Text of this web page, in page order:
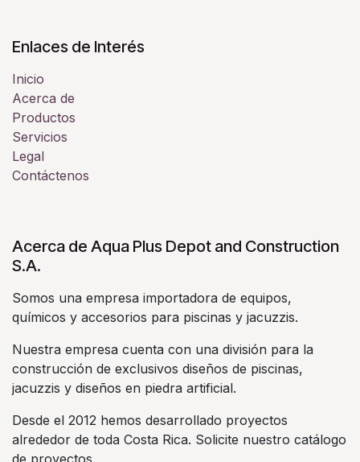
Enlaces de Interés
Inicio
Acerca de
Productos
Servicios
Legal
Contáctenos
Acerca de Aqua Plus Depot and Construction
S.A.
Somos una empresa importadora de equipos,
químicos y accesorios para piscinas y jacuzzis.
Nuestra empresa cuenta con una división para la
construcción de exclusivos diseños de piscinas,
jacuzzis y diseños en piedra artificial.
Desde el 2012 hemos desarrollado proyectos
alrededor de toda Costa Rica. Solicite nuestro catálogo
de proyectos.